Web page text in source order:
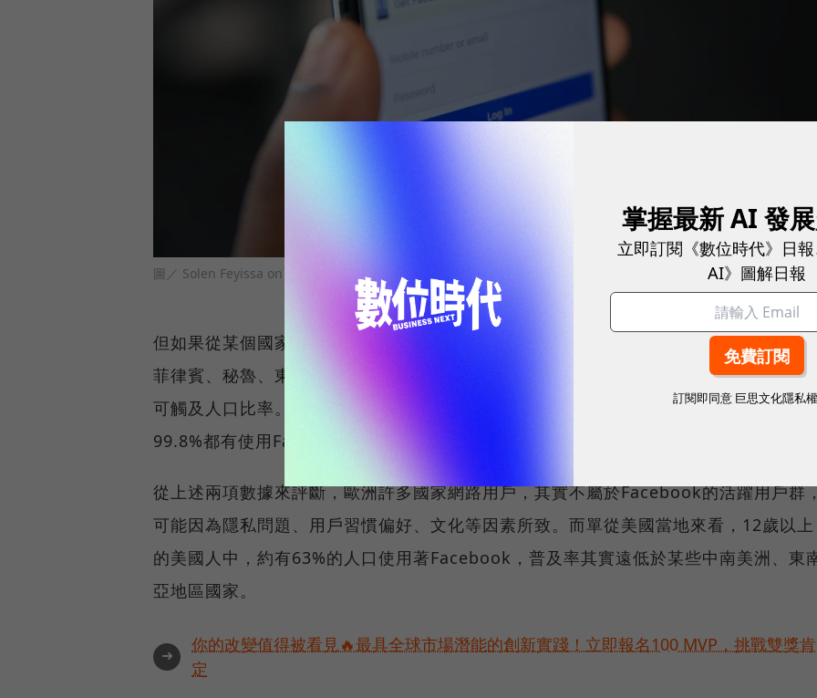
圖／ Solen Feyissa on Unsplash
但如果從某個國家可觸及總人口比率最高的標準
，Facebook依序在蒙古、利比亞
菲律賓、秘魯、東加、阿魯巴、薩摩亞、厄瓜多、馬來西亞、墨西哥等國，達到最高的
可觸及人口比率。以秘魯為例，當地13歲以上、可獲得網路資源的人口中，有高達
99.8%都有使用Facebook。
從上述兩項數據來評斷，歐洲許多國家網路用戶，其實不屬於Facebook的活躍用戶群
可能因為隱私問題、用戶習慣偏好、文化等因素所致。而單從美國當地來看，12歲以上
的美國人中，約有63%的人口使用著Facebook，普及率其實遠低於某些中南美洲、東
亞地區國家。
➜
你的改變值得被看見🔥最具全球市場潛能的創新實踐！立即報名100 MVP，挑戰雙獎肯
定
掌握最新 AI 發
立即訂閱《數位時代》日
AI》圖解日報
訂閱即同意 巨思文化隱私